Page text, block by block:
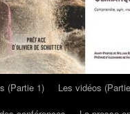
(Partie 1)
Les vidéos